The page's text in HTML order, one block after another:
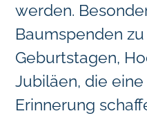
werden.
Baumspenden
Geburtstagen,
Jubiläen, die
Erinnerung